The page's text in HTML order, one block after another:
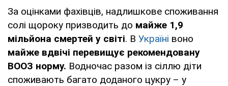
За оцінками фахівців, надлишкове споживання
солі щороку призводить до майже 1,9
мільйона смертей у світі. В Україні воно
майже вдвічі перевищує рекомендовану
ВООЗ норму. Водночас разом із сіллю діти
споживають багато доданого цукру – у